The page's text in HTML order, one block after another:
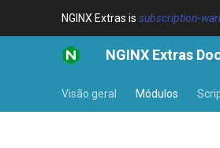
NGINX Extras is subscription-
NGINX Extras
Visão geral Módulos